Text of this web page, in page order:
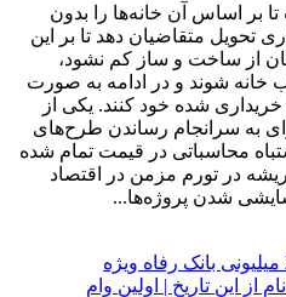
بر اساس آن خانه‌ها را بدون
تحویل متقاضیان دهد تا بر این
از ساخت و ساز کم نشود،
خانه شوند و در ادامه به صورت
شده خود کنند. یکی از
به سرانجام رساندن طرح‌های
محاسباتی در قیمت تمام شده
در تورم مزمن در اقتصاد
شدن پروژه‌ها...